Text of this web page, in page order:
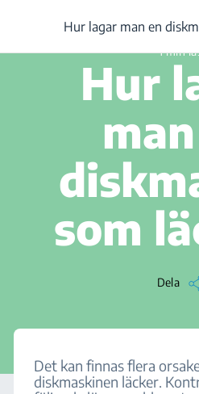
Hur lagar
1 min
Hur
som
Dela
Hur lagar man en
Det kan finnas flera
diskmaskinen läcker.